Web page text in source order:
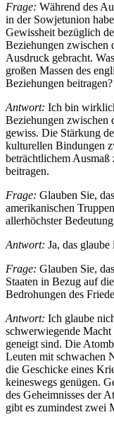
Frage: Während des
in der Sowjetunion
Gewissheit bezüglich
Beziehungen zwischen
Ausdruck gebracht.
großen Massen des
Beziehungen beitragen?
Antwort: Ich bin
Beziehungen zwischen
gewiss. Die Stärkung
kulturellen Bindungen
beträchtlichem
beitragen.
Frage: Glauben Sie,
amerikanischen
allerhöchster
Antwort: Ja, das glaube
Frage: Glauben Sie,
Staaten in Bezug auf
Bedrohungen des
Antwort: Ich glaube
schwerwiegende
geneigt sind. Die
Leuten mit schwachen
die Geschicke eines
keineswegs genügen.
des Geheimnisses der
gibt es zumindest zwei